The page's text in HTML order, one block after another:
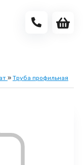
» Труба профильная